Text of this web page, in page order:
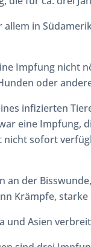
in
Impfung nicht
oder
infizierten
eine
nicht sofort
an der
Krämpfe,
und Asien